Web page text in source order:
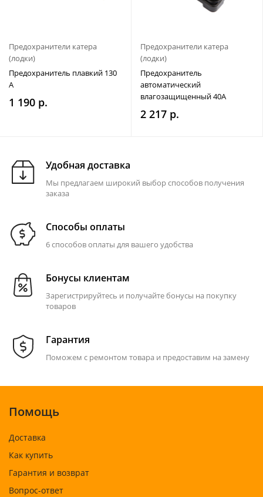
Предохранители катера
(лодки)
Предохранитель плавкий 130
А
1 190 р.
Предохранители катера
(лодки)
Предохранитель
автоматический
влагозащищенный 40А
2 217 р.
Удобная доставка
Мы предлагаем широкий выбор способов получения
заказа
Способы оплаты
6 способов оплаты для вашего удобства
Бонусы клиентам
Зарегистрируйтесь и получайте бонусы на покупку
товаров
Гарантия
Поможем с ремонтом товара и предоставим на замену
Помощь
Доставка
Как купить
Гарантия и возврат
Вопрос-ответ